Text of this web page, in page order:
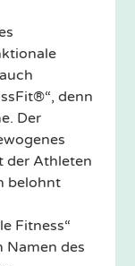
denn
Der
der Athleten
belohnt
Fitness“
Namen des